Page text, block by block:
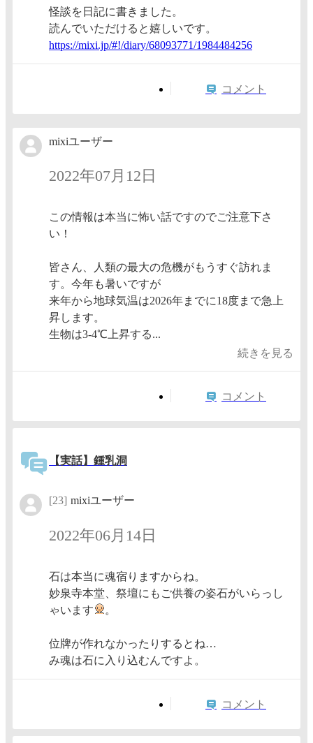
怪談を日記に書きました。
読んでいただけると嬉しいです。
https://mixi.jp/#!/diary/68093771/1984484256
コメント
mixiユーザー
2022年07月12日
この情報は本当に怖い話ですのでご注意下さ
い！
皆さん、人類の最大の危機がもうすぐ訪れま
す。今年も暑いですが
来年から地球気温は2026年までに18度まで急上
昇します。
生物は3-4℃上昇する...
続きを見る
コメント
【実話】鍾乳洞
[23] mixiユーザー
2022年06月14日
石は本当に魂宿りますからね。
妙泉寺本堂、祭壇にもご供養の姿石がいらっし
ゃいます
。
位牌が作れなかったりするとね…
み魂は石に入り込むんですよ。
コメント